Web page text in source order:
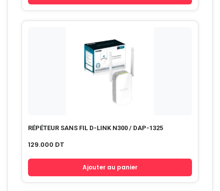
RÉPÉTEUR SANS FIL D-LINK N300 / DAP-1325
129.000 DT
Ajouter au panier